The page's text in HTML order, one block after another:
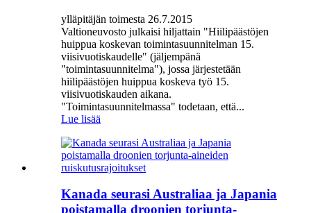
ylläpitäjän toimesta 26.7.2015
Valtioneuvosto julkaisi hiljattain "Hiilipäästöjen
huippua koskevan toimintasuunnitelman 15.
viisivuotiskaudelle" (jäljempänä
"toimintasuunnitelma"), jossa järjestetään
hiilipäästöjen huippua koskeva työ 15.
viisivuotiskauden aikana.
"Toimintasuunnitelmassa" todetaan, että...
Lue lisää
Kanada seurasi Australiaa ja Japania
poistamalla droonien torjunta-